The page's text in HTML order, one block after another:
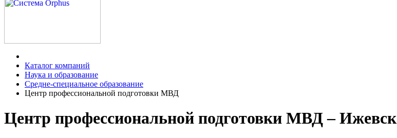
Каталог компаний
Наука и образование
Средне-специальное образование
Центр профессиональной подготовки МВД
Центр профессиональной подготовки МВД – Ижевск